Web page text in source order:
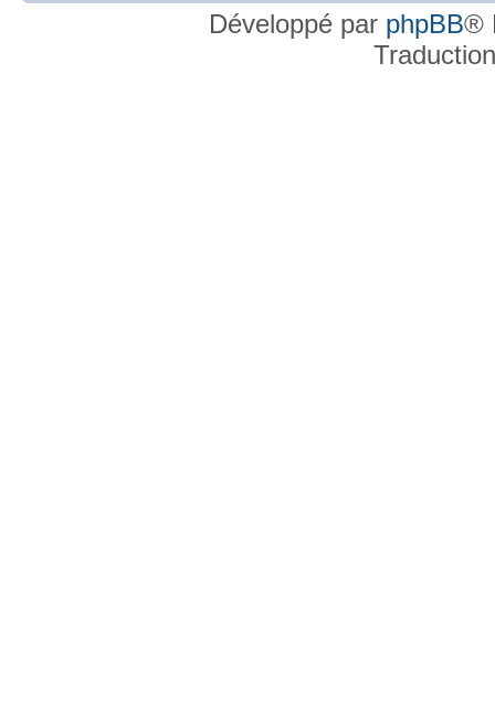
Développé par phpBB®